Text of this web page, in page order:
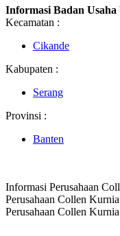
Informasi Badan
Kecamatan :
Cikande
Kabupaten :
Serang
Provinsi :
Banten
Informasi Perusahaan
Perusahaan Collen
Perusahaan Collen